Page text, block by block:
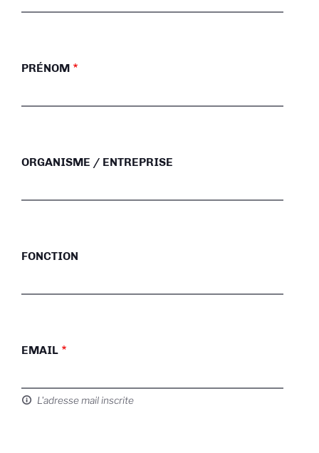
PRÉNOM
ORGANISME / ENTREPRISE
FONCTION
EMAIL
L'adresse mail inscrite